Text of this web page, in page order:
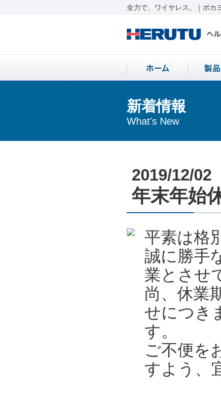
全力で、ワイヤレス。｜ポカ
新着情報
What's New
2019/12/02
年末年始
平素は格
誠に勝手
業とさせ
尚、休業
せにつき
す。
ご不便を
すよう、